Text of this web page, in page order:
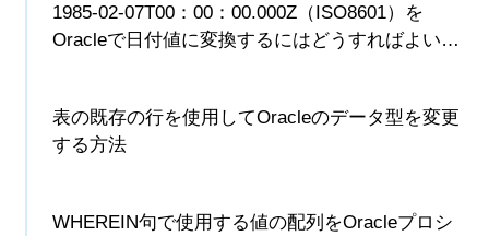
1985-02-07T00：00：00.000Z（ISO8601）を
Oracleで日付値に変換するにはどうすればよいで
表の既存の行を使用してOracleのデータ型を変更
する方法
WHEREIN句で使用する値の配列をOracleプロシ